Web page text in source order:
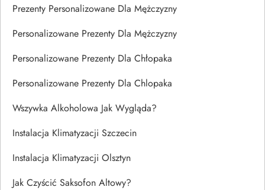
Prezenty Personalizowane Dla Mężczyzny
Personalizowane Prezenty Dla Mężczyzny
Personalizowane Prezenty Dla Chłopaka
Personalizowane Prezenty Dla Chlopaka
Wszywka Alkoholowa Jak Wygląda?
Instalacja Klimatyzacji Szczecin
Instalacja Klimatyzacji Olsztyn
Jak Czyścić Saksofon Altowy?